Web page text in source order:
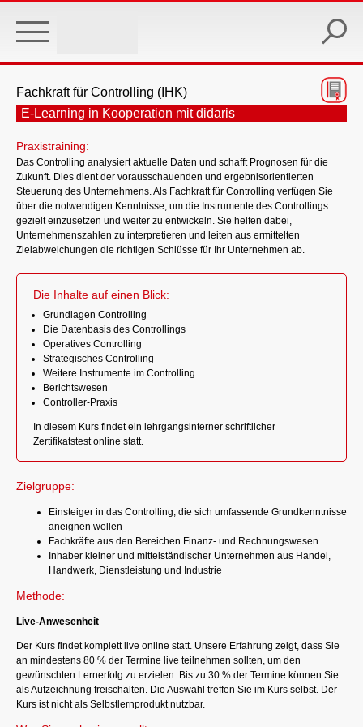
main
Fachkraft für Controlling (IHK)
E-Learning in Kooperation mit didaris
Praxistraining:
Das Controlling analysiert aktuelle Daten und schafft Prognosen für die
Zukunft. Dies dient der vorausschauenden und ergebnisorientierten
Steuerung des Unternehmens. Als Fachkraft für Controlling verfügen Sie
über die notwendigen Kenntnisse, um die Instrumente des Controllings
gezielt einzusetzen und weiter zu entwickeln. Sie helfen dabei,
Unternehmenszahlen zu interpretieren und leiten aus ermittelten
Zielabweichungen die richtigen Schlüsse für Ihr Unternehmen ab.
Die Inhalte auf einen Blick:
Grundlagen Controlling
Die Datenbasis des Controllings
Operatives Controlling
Strategisches Controlling
Weitere Instrumente im Controlling
Berichtswesen
Controller-Praxis
In diesem Kurs findet ein lehrgangsinterner schriftlicher
Zertifikatstest online statt.
Zielgruppe:
Einsteiger in das Controlling, die sich umfassende Grundkenntnisse
aneignen wollen
Fachkräfte aus den Bereichen Finanz- und Rechnungswesen
Inhaber kleiner und mittelständischer Unternehmen aus Handel,
Handwerk, Dienstleistung und Industrie
Methode:
Live-Anwesenheit
Der Kurs findet komplett live online statt. Unsere Erfahrung zeigt, dass Sie
an mindestens 80 % der Termine live teilnehmen sollten, um den
gewünschten Lernerfolg zu erzielen. Bis zu 30 % der Termine können Sie
als Aufzeichnung freischalten. Die Auswahl treffen Sie im Kurs selbst. Der
Kurs ist nicht als Selbstlernprodukt nutzbar.